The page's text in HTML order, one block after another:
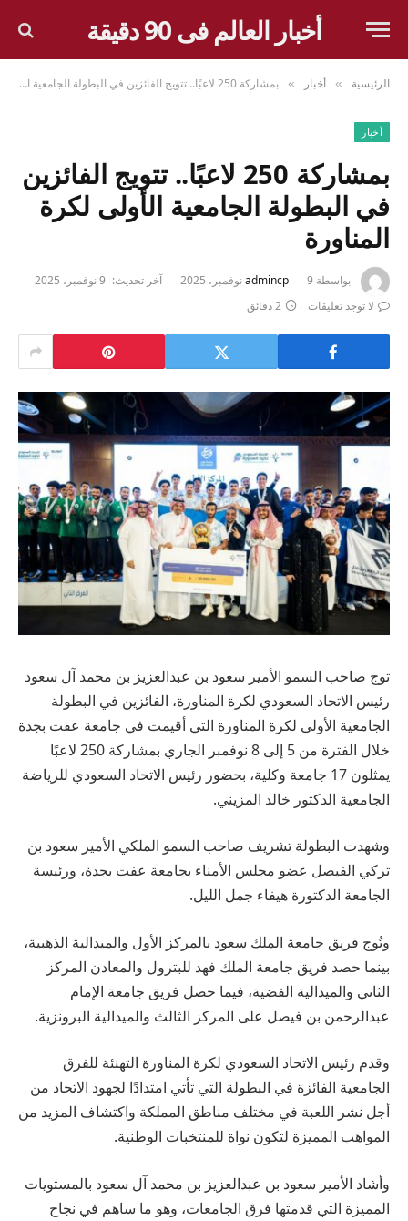
أخبار العالم فى 90 دقيقة
الرئيسية » أخبار » بمشاركة 250 لاعبًا.. تتويج الفائزين في البطولة الجامعية الأولى لكرة المناورة
أخبار
بمشاركة 250 لاعبًا.. تتويج الفائزين
في البطولة الجامعية الأولى لكرة
المناورة
بواسطة admincp 9 نوفمبر، 2025 آخر تحديث: 9 نوفمبر، 2025
لا توجد تعليقات
2 دقائق
توج صاحب السمو الأمير سعود بن عبدالعزيز بن محمد آل سعود
رئيس الاتحاد السعودي لكرة المناورة، الفائزين في البطولة
الجامعية الأولى لكرة المناورة التي أقيمت في جامعة عفت بجدة
خلال الفترة من 5 إلى 8 نوفمبر الجاري بمشاركة 250 لاعبًا
يمثلون 17 جامعة وكلية، بحضور رئيس الاتحاد السعودي للرياضة
الجامعية الدكتور خالد المزيني.
وشهدت البطولة تشريف صاحب السمو الملكي الأمير سعود بن
تركي الفيصل عضو مجلس الأمناء بجامعة عفت بجدة، ورئيسة
الجامعة الدكتورة هيفاء جمل الليل.
وتُوج فريق جامعة الملك سعود بالمركز الأول والميدالية الذهبية،
بينما حصد فريق جامعة الملك فهد للبترول والمعادن المركز
الثاني والميدالية الفضية، فيما حصل فريق جامعة الإمام
عبدالرحمن بن فيصل على المركز الثالث والميدالية البرونزية.
وقدم رئيس الاتحاد السعودي لكرة المناورة التهنئة للفرق
الجامعية الفائزة في البطولة التي تأتي امتدادًا لجهود الاتحاد من
أجل نشر اللعبة في مختلف مناطق المملكة واكتشاف المزيد من
المواهب المميزة لتكون نواة للمنتخبات الوطنية.
وأشاد الأمير سعود بن عبدالعزيز بن محمد آل سعود بالمستويات
المميزة التي قدمتها فرق الجامعات، وهو ما ساهم في نجاح